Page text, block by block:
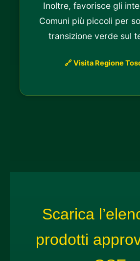
Inoltre, favorisce gli
Comuni più piccoli per
transizione verde sul
🔗 Visita Regione
Scarica
prodotti